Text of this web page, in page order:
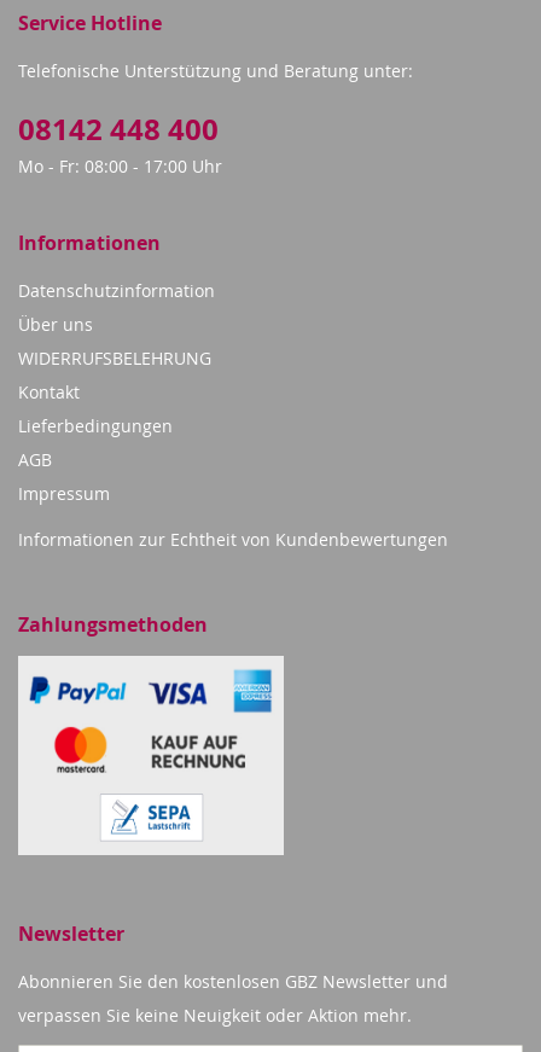
Service Hotline
Telefonische Unterstützung und Beratung unter:
08142 448 400
Mo - Fr: 08:00 - 17:00 Uhr
Informationen
Datenschutzinformation
Über uns
WIDERRUFSBELEHRUNG
Kontakt
Lieferbedingungen
AGB
Impressum
Informationen zur Echtheit von Kundenbewertungen
Zahlungsmethoden
Newsletter
Abonnieren Sie den kostenlosen GBZ Newsletter und
verpassen Sie keine Neuigkeit oder Aktion mehr.